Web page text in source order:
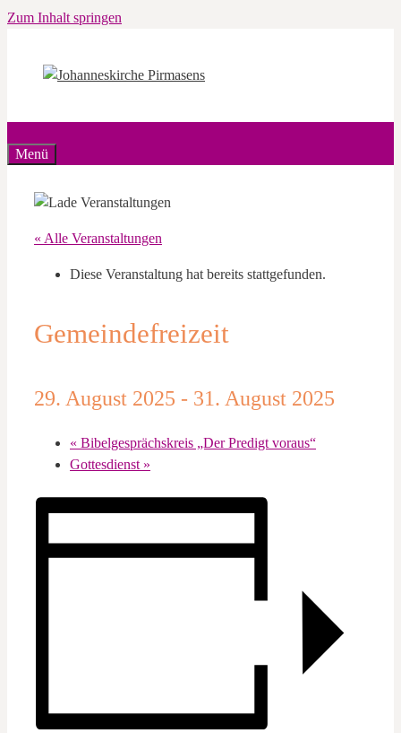
Zum Inhalt springen
Menü
« Alle Veranstaltungen
Diese Veranstaltung hat bereits stattgefunden.
Gemeindefreizeit
29. August 2025 - 31. August 2025
« Bibelgesprächskreis „Der Predigt voraus“
Gottesdienst »